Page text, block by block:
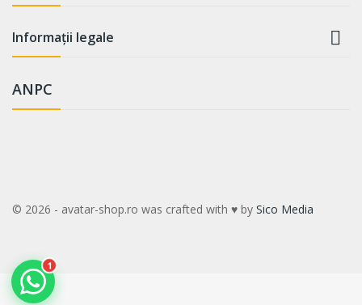
1
WhatsApp
Informații legale 
ANPC
© 2026 - avatar-shop.ro was crafted with ♥ by Sico Media